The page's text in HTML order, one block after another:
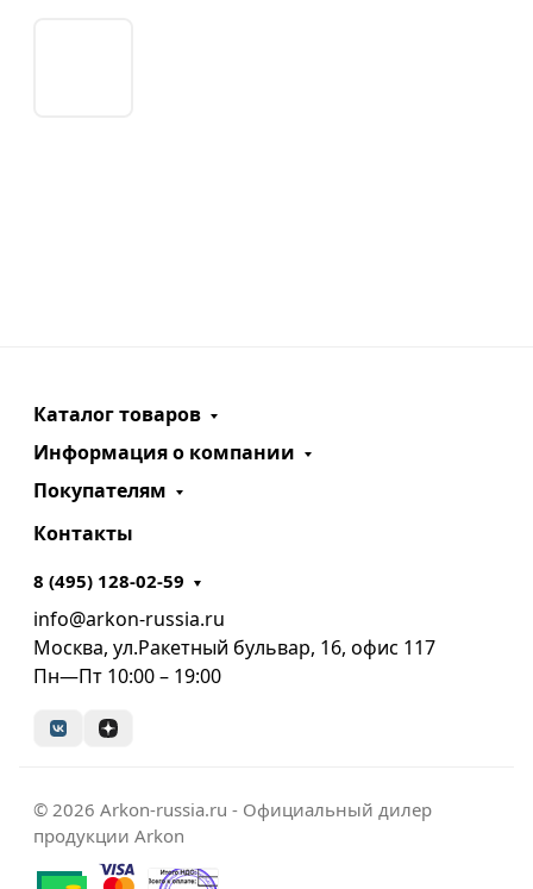
Каталог товаров
Информация о компании
Покупателям
Контакты
8 (495) 128-02-59
info@arkon-russia.ru
Москва, ул.Ракетный бульвар, 16, офис 117
Пн—Пт 10:00 – 19:00
© 2026 Arkon-russia.ru - Официальный дилер
продукции Arkon